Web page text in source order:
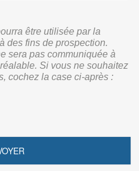
être utilisée par la
des fins de prospection.
sera pas communiquée à
Si vous ne souhaitez
cochez la case ci-après :